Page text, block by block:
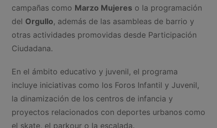
campañas como Marzo Mujereso la programación
del Orgullo, además de las asambleas de barrio y
otras actividades promovidas desde Participación
Ciudadana.
En el ámbito educativo y juvenil, el programa
incluye iniciativas como los Foros Infantil y Juvenil,
la dinamización de los centros de infancia y
proyectos relacionados con deportes urbanos como
el skate, el parkour o la escalada.